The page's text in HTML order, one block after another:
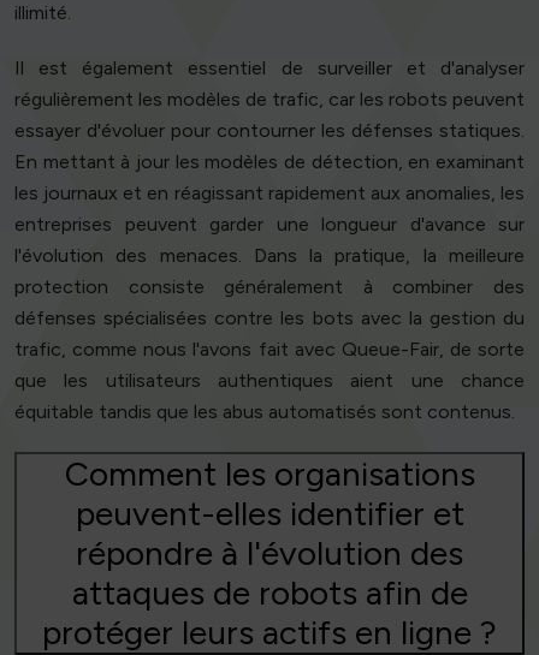
illimité.
Il est également essentiel de surveiller et d'analyser
régulièrement les modèles de trafic, car les robots peuvent
essayer d'évoluer pour contourner les défenses statiques.
En mettant à jour les modèles de détection, en examinant
les journaux et en réagissant rapidement aux anomalies, les
entreprises peuvent garder une longueur d'avance sur
l'évolution des menaces. Dans la pratique, la meilleure
protection consiste généralement à combiner des
défenses spécialisées contre les bots avec la gestion du
trafic, comme nous l'avons fait avec Queue-Fair, de sorte
que les utilisateurs authentiques aient une chance
équitable tandis que les abus automatisés sont contenus.
Comment les organisations
peuvent-elles identifier et
répondre à l'évolution des
attaques de robots afin de
protéger leurs actifs en ligne ?